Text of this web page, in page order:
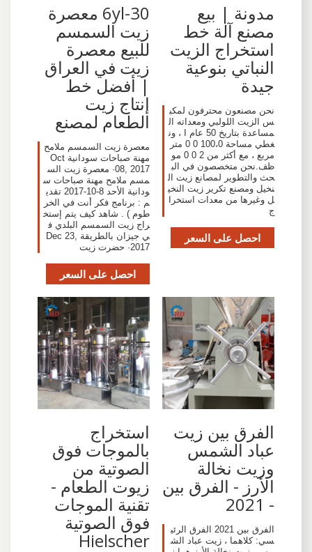
مدونة | بيع
مصنع آلة خط
استخراج الزيت
النباتي بنوعية
جيدة
نحن مصنعون محترفون لمكب
س الزيت اللولبي ومعداته ال
مساعدة بتاريخ 50 عام ا ، ون
غطي مساحة 100،0 0 0 متر
مربع ، مع أكثر من 2 0 0 مو
ظف.نحن متخصصون في الب
حث والتطوير لمصانع زيت ال
نخيل ومصنع تكرير زيت النخي
ل وغيرها من معدات استخرا
ج
احصل على السعر
6yl-30 معصرة
زيت السمسم
للبيع معصرة
زيت في العراق
| أفضل خط
إنتاج زيت
الطعام لمصنع
معصرة زيت السمسم ملامح
مهنة صباحات سودانية Oct
08, 2017· معصرة زيت الس
مسم ملامح مهنة صباحات س
ودانية الأحد 8-10-2017 تقدي
م : برنامج فكر أنت في الخر
طوم ) . شاهد كيف يتم إستخ
راج زيت السمسم البلدي ف
ي جيزان بالطريقة Dec 23,
2017· حضرت زيت
احصل على السعر
الفرق بين زيت
عباد الشمس
وزيت نخالة
الأرز - الفرق بين
- 2021
الفرق بين 2021 الفرق الرئي
سي: كلاهما ، زيت عباد الش
استخراج
بالموجات فوق
الصوتية من
زيوت الطعام -
تقنية الموجات
فوق الصوتية
Hielscher